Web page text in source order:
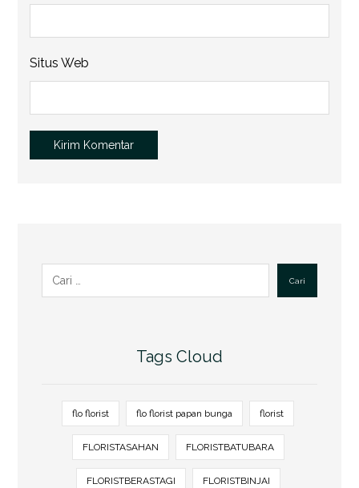
Situs Web
Kirim Komentar
Cari
Tags Cloud
flo florist flo florist papan bunga florist
FLORISTASAHAN FLORISTBATUBARA
FLORISTBERASTAGI FLORISTBINJAI